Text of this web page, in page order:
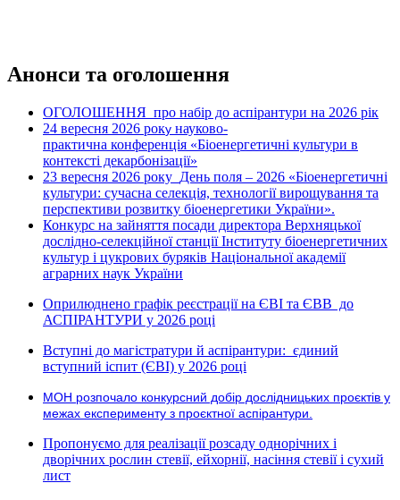
Анонси та оголошення
ОГОЛОШЕННЯ про набір до аспірантури на 2026 рік
24 вересня 2026 року науково-
практична конференція «Біоенергетичні культури в
контексті декарбонізації»
23 вересня 2026 року День поля – 2026 «Біоенергетичні
культури: сучасна селекція, технології вирощування та
перспективи розвитку біоенергетики України».
Конкурс на зайняття посади директора Верхняцької
дослідно-селекційної станції Інституту біоенергетичних
культур і цукрових буряків Національної академії
аграрних наук України
Оприлюднено графік реєстрації на ЄВІ та ЄВВ до
АСПІРАНТУРИ у 2026 році
Вступні до магістратури й аспірантури: єдиний
вступний іспит (ЄВІ) у 2026 році
МОН розпочало конкурсний добір дослідницьких проєктів у
межах експерименту з проєктної аспірантури.
Пропонуємо для реалізації розсаду однорічних і
дворічних рослин стевії, ейхорнії, насіння стевії і сухий
лист